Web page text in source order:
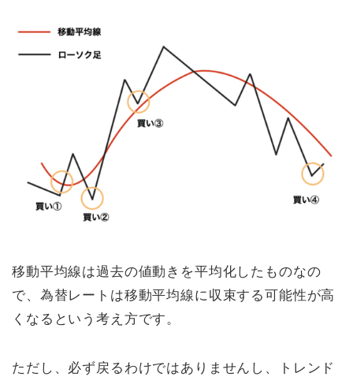
移動平均線は過去の値動きを平均化したものなの
で、為替レートは移動平均線に収束する可能性が高
くなるという考え方です。
ただし、必ず戻るわけではありませんし、トレンド